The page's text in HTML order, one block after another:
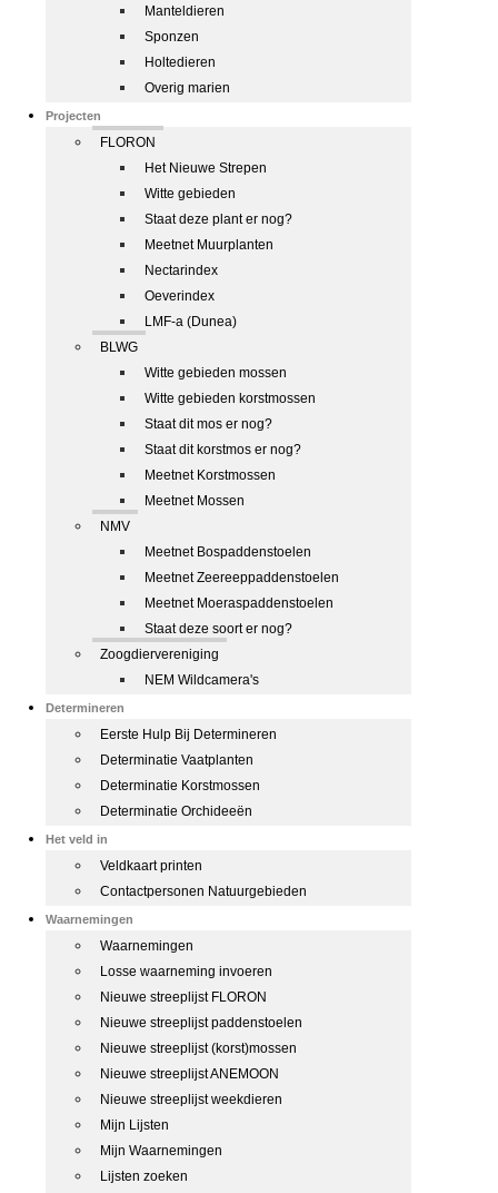
Manteldieren
Sponzen
Holtedieren
Overig marien
Projecten
FLORON
Het Nieuwe Strepen
Witte gebieden
Staat deze plant er nog?
Meetnet Muurplanten
Nectarindex
Oeverindex
LMF-a (Dunea)
BLWG
Witte gebieden mossen
Witte gebieden korstmossen
Staat dit mos er nog?
Staat dit korstmos er nog?
Meetnet Korstmossen
Meetnet Mossen
NMV
Meetnet Bospaddenstoelen
Meetnet Zeereeppaddenstoelen
Meetnet Moeraspaddenstoelen
Staat deze soort er nog?
Zoogdiervereniging
NEM Wildcamera's
Determineren
Eerste Hulp Bij Determineren
Determinatie Vaatplanten
Determinatie Korstmossen
Determinatie Orchideeën
Het veld in
Veldkaart printen
Contactpersonen Natuurgebieden
Waarnemingen
Waarnemingen
Losse waarneming invoeren
Nieuwe streeplijst FLORON
Nieuwe streeplijst paddenstoelen
Nieuwe streeplijst (korst)mossen
Nieuwe streeplijst ANEMOON
Nieuwe streeplijst weekdieren
Mijn Lijsten
Mijn Waarnemingen
Lijsten zoeken